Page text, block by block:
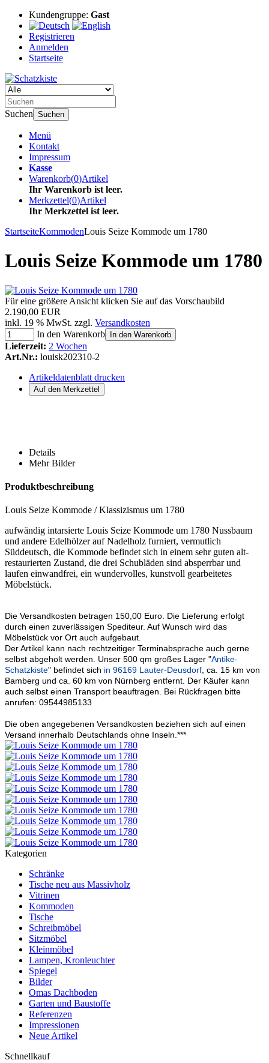
Kundengruppe: Gast
Registrieren
Anmelden
Startseite
Suchen Suchen
Menü
Kontakt
Impressum
Kasse
Warenkorb(0)Artikel
Ihr Warenkorb ist leer.
Merkzettel(0)Artikel
Ihr Merkzettel ist leer.
StartseiteKommodenLouis Seize Kommode um 1780
Louis Seize Kommode um 1780
Für eine größere Ansicht klicken Sie auf das Vorschaubild
2.190,00 EUR
inkl. 19 % MwSt. zzgl. Versandkosten
In den Warenkorb
In den Warenkorb
Lieferzeit: 2 Wochen
Art.Nr.: louisk202310-2
Artikeldatenblatt drucken
Details
Mehr Bilder
Produktbeschreibung
Louis Seize Kommode / Klassizismus um 1780
aufwändig intarsierte Louis Seize Kommode um 1780 Nussbaum
und andere Edelhölzer auf Nadelholz furniert, vermutlich
Süddeutsch, die Kommode befindet sich in einem sehr guten alt-
restaurierten Zustand, die drei Schubläden sind absperrbar und
laufen einwandfrei, ein wundervolles, kunstvoll gearbeitetes
Möbelstück.
Die Versandkosten betragen 150,00 Euro. Die Lieferung erfolgt
durch einen zuverlässigen Spediteur. Auf Wunsch wird das
Möbelstück vor Ort auch aufgebaut.
Der Artikel kann nach rechtzeitiger Terminabsprache auch gerne
selbst abgeholt werden. Unser 500 qm großes Lager "Antike-
Schatzkiste" befindet sich in 96169 Lauter-Deusdorf, ca. 15 km von
Bamberg und ca. 60 km von Nürnberg entfernt. Der Käufer kann
auch selbst einen Transport beauftragen. Bei Rückfragen bitte
anrufen: 09544985133
Die oben angegebenen Versandkosten beziehen sich auf einen
Versand innerhalb Deutschlands ohne Inseln.***
Kategorien
Schränke
Tische neu aus Massivholz
Vitrinen
Kommoden
Tische
Schreibmöbel
Sitzmöbel
Kleinmöbel
Lampen, Kronleuchter
Spiegel
Bilder
Omas Dachboden
Garten und Baustoffe
Referenzen
Impressionen
Neue Artikel
Schnellkauf